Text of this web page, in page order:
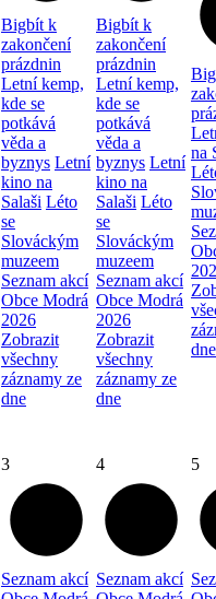
Bigbít k
zakončení
prázdnin
Letní kemp,
kde se
potkává
věda a
byznys Letní
kino na
Salaši Léto
se
Slováckým
muzeem
Seznam akcí
Obce Modrá
2026
Zobrazit
všechny
záznamy ze
dne
Bigbít k
zakončení
prázdnin
Letní kemp,
kde se
potkává
věda a
byznys Letní
kino na
Salaši Léto
se
Slováckým
muzeem
Seznam akcí
Obce Modrá
2026
Zobrazit
všechny
záznamy ze
dne
na
dne
3
Seznam akcí
4
Seznam akcí
5